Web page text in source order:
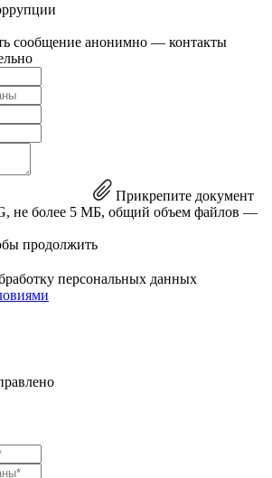
сообщение анонимно — контакты
Прикрепите документ
не более 5 МБ, общий объем файлов —
продолжить
персональных данных